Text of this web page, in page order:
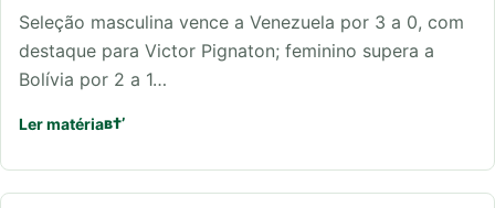
Seleção masculina vence a Venezuela por 3 a 0, com
destaque para Victor Pignaton; feminino supera a
Bolívia por 2 a 1…
Ler matéria